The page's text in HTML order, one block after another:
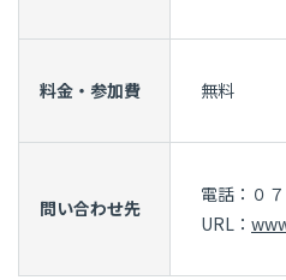
料金・参加費 無料
問い合わせ先
電話：０
URL：